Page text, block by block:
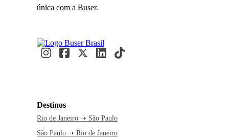
única com a Buser.
Destinos
Rio de Janeiro ➝ São Paulo
São Paulo ➝ Rio de Janeiro